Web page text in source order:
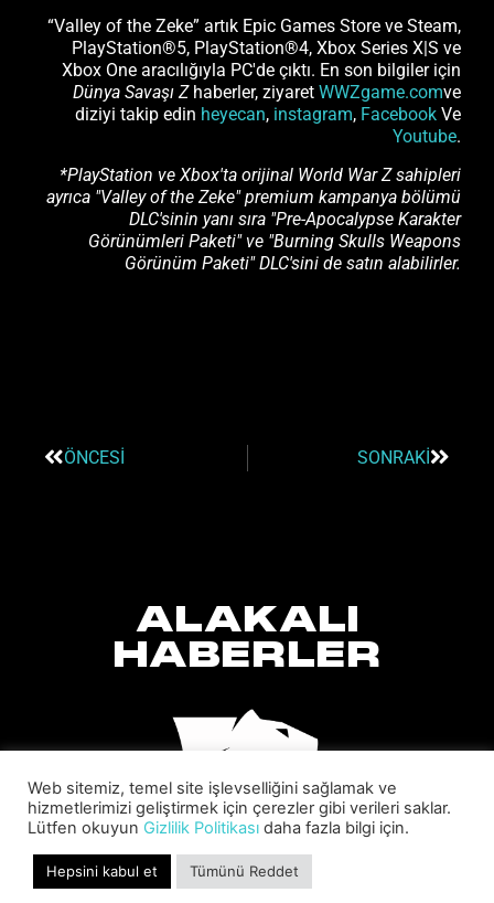
“Valley of the Zeke” artık Epic Games Store ve Steam,
PlayStation®5, PlayStation®4, Xbox Series X|S ve
Xbox One aracılığıyla PC'de çıktı. En son bilgiler için
Dünya Savaşı Zhaberler, ziyaret WWZgame.comve
diziyi takip edin heyecan, instagram, Facebook Ve
Youtube.
*PlayStation ve Xbox'ta orijinal World War Z sahipleri
ayrıca "Valley of the Zeke" premium kampanya bölümü
DLC'sinin yanı sıra "Pre-Apocalypse Karakter
Görünümleri Paketi" ve "Burning Skulls Weapons
Görünüm Paketi" DLC'sini de satın alabilirler.
ÖNCESI SONRAKI
ALAKALI
HABERLER
Web sitemiz, temel site işlevselliğini sağlamak ve
hizmetlerimizi geliştirmek için çerezler gibi verileri saklar.
Lütfen okuyun Gizlilik Politikası daha fazla bilgi için.
Hepsini kabul et Tümünü Reddet